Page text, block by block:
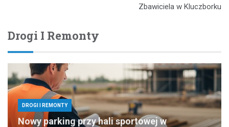
Zbawiciela w Kluczborku
Drogi I Remonty
DROGI I REMONTY
Nowy parking przy hali sportowej w